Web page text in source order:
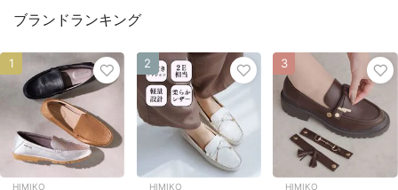
ブランドランキング
HIMIKO
1
HIMIKO
2
HIMIKO
3